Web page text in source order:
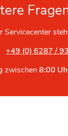
Servicecenter
+49 (0) 6287 /
zwischen8:00